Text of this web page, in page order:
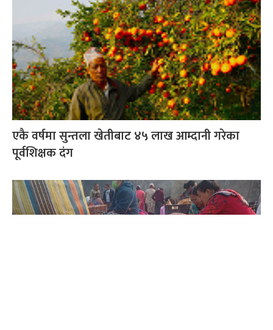
एकै वर्षमा सुन्तला खेतीबाट ४५ लाख आम्दानी गरेका
पूर्वशिक्षक दंग